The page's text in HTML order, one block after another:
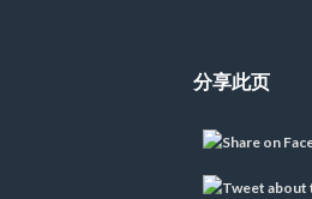
分享此页